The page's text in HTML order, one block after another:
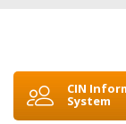
CIN
System